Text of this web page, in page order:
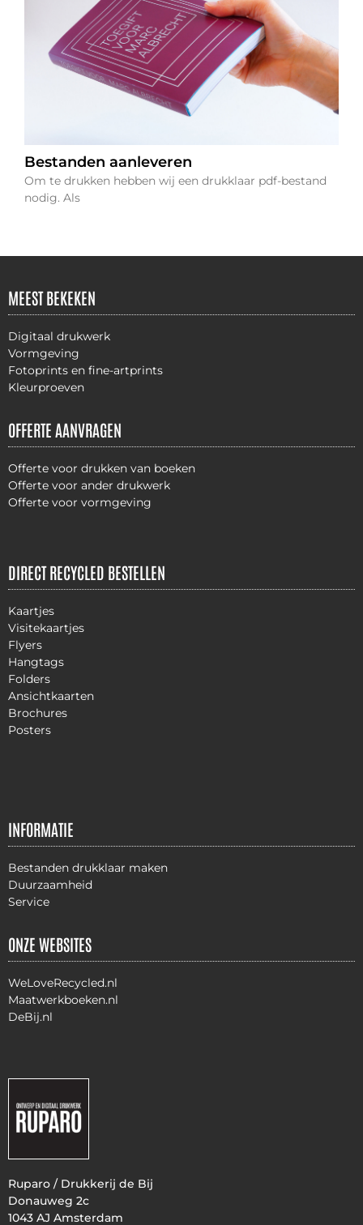
Bestanden aanleveren
Om te drukken hebben wij een drukklaar pdf-bestand
nodig. Als
MEEST BEKEKEN
Digitaal drukwerk
Vormgeving
Fotoprints en fine-artprints
Kleurproeven
OFFERTE AANVRAGEN
Offerte voor drukken van boeken
Offerte voor ander drukwerk
Offerte voor vormgeving
DIRECT RECYCLED BESTELLEN
Kaartjes
Visitekaartjes
Flyers
Hangtags
Folders
Ansichtkaarten
Brochures
Posters
INFORMATIE
Bestanden drukklaar maken
Duurzaamheid
Service
ONZE WEBSITES
WeLoveRecycled.nl
Maatwerkboeken.nl
DeBij.nl
Ruparo / Drukkerij de Bij
Donauweg 2c
1043 AJ Amsterdam